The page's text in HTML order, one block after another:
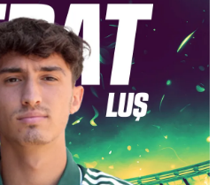
yapılması, amaçlarıyla
dahilinde kullanılacaktır.
aşağıda yer alan panel
Çerezlere ilişkin detaylı bilgi
Çerez Bilgilendirme